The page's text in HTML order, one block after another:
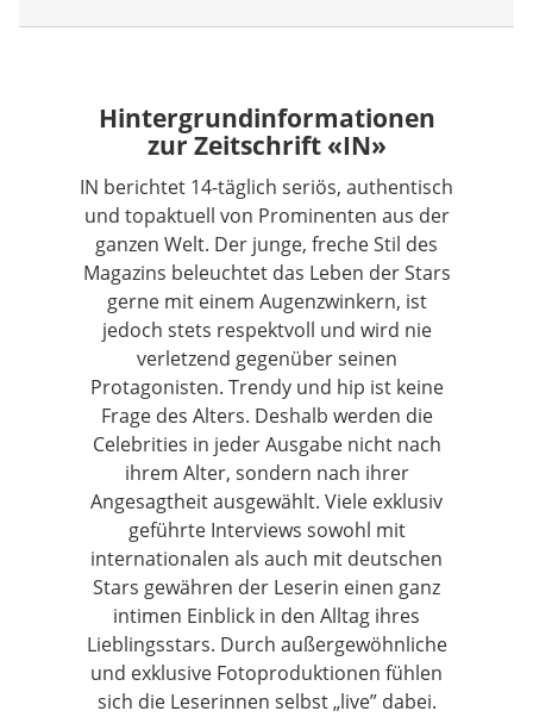
Hintergrundinformationen
zur Zeitschrift «IN»
IN berichtet 14-täglich seriös, authentisch
und topaktuell von Prominenten aus der
ganzen Welt. Der junge, freche Stil des
Magazins beleuchtet das Leben der Stars
gerne mit einem Augenzwinkern, ist
jedoch stets respektvoll und wird nie
verletzend gegenüber seinen
Protagonisten. Trendy und hip ist keine
Frage des Alters. Deshalb werden die
Celebrities in jeder Ausgabe nicht nach
ihrem Alter, sondern nach ihrer
Angesagtheit ausgewählt. Viele exklusiv
geführte Interviews sowohl mit
internationalen als auch mit deutschen
Stars gewähren der Leserin einen ganz
intimen Einblick in den Alltag ihres
Lieblingsstars. Durch außergewöhnliche
und exklusive Fotoproduktionen fühlen
sich die Leserinnen selbst „live” dabei.